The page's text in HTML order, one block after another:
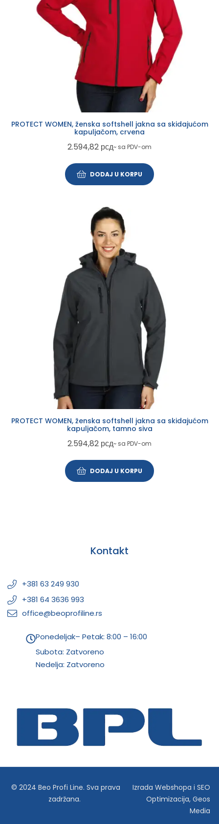
PROTECT WOMEN, ženska softshell jakna sa skidajućom
kapuljačom, crvena
2.594,82 рсд~ sa PDV-om
DODAJ U KORPU
PROTECT WOMEN, ženska softshell jakna sa skidajućom
kapuljačom, tamno siva
2.594,82 рсд~ sa PDV-om
DODAJ U KORPU
Kontakt
+381 63 249 930
+381 64 3636 993
office@beoprofiline.rs
Ponedeljak– Petak: 8:00 – 16:00
Subota: Zatvoreno
Nedelja: Zatvoreno
© 2024 Beo Profi Line. Sva prava
zadržana.
Izrada Webshopa iSEO
Optimizacija,Geos
Media